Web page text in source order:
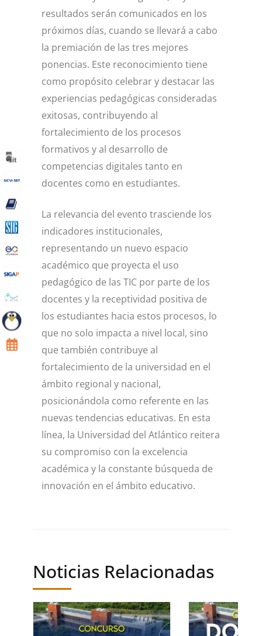
resultados serán comunicados en los
próximos días, cuando se llevará a cabo
la premiación de las tres mejores
ponencias. Este reconocimiento tiene
como propósito celebrar y destacar las
experiencias pedagógicas consideradas
exitosas, contribuyendo al
fortalecimiento de los procesos
formativos y al desarrollo de
competencias digitales tanto en
docentes como en estudiantes.
La relevancia del evento trasciende los
indicadores institucionales,
representando un nuevo espacio
académico que proyecta el uso
pedagógico de las TIC por parte de los
docentes y la receptividad positiva de
los estudiantes hacia estos procesos, lo
que no solo impacta a nivel local, sino
que también contribuye al
fortalecimiento de la universidad en el
ámbito regional y nacional,
posicionándola como referente en las
nuevas tendencias educativas. En esta
línea, la Universidad del Atlántico reitera
su compromiso con la excelencia
académica y la constante búsqueda de
innovación en el ámbito educativo.
Noticias Relacionadas